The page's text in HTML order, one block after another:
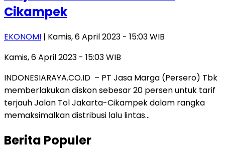
Cikampek
EKONOMI | Kamis, 6 April 2023 - 15:03 WIB
Kamis, 6 April 2023 - 15:03 WIB
INDONESIARAYA.CO.ID – PT Jasa Marga (Persero) Tbk
memberlakukan diskon sebesar 20 persen untuk tarif
terjauh Jalan Tol Jakarta-Cikampek dalam rangka
memaksimalkan distribusi lalu lintas…
Berita Populer